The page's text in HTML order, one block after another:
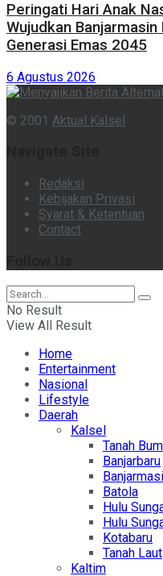
Peringati Hari Anak
Wujudkan
Generasi Emas 2045
6 Agustus 2026
© 2001 Aktual Kalsel
Redaksi
Kebijakan Privasi
Syarat & Ketentuan
Contact
No Result
View All Result
Home
Entertainment
Nasional
Lifestyle
Daerah
Kalsel
Tanah
Banjarbaru
Batola
Hulu
Hulu
Kotabaru
Tanah Laut
Kaltim